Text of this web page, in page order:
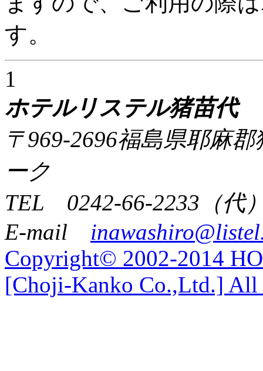
す。
1
ホテルリステル猪苗代
〒969-2696福島県耶麻
ーク
TEL 0242-66-2233
E-mail
Copyright© 2002-2014
[Choji-Kanko Co.,Ltd.] All